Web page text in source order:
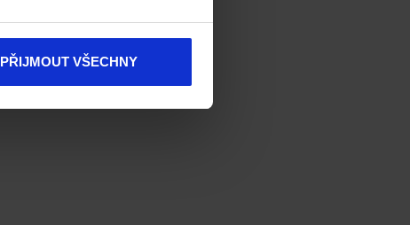
PŘIJMOUT VŠECHNY